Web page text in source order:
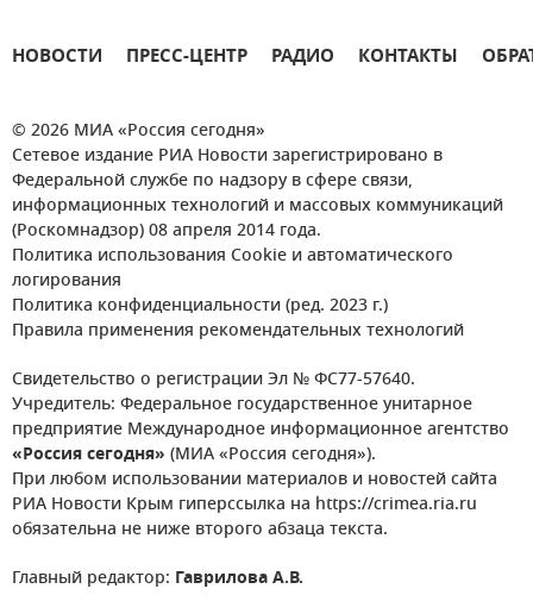
НОВОСТИ ПРЕСС-ЦЕНТР РАДИО КОНТАКТЫ
© 2026 МИА «Россия сегодня»
Сетевое издание РИА Новости зарегистрировано в
Федеральной службе по надзору в сфере связи,
информационных технологий и массовых коммуникаций
(Роскомнадзор) 08 апреля 2014 года.
Политика использования Cookie и автоматического
логирования
Политика конфиденциальности (ред. 2023 г.)
Правила применения рекомендательных технологий
Свидетельство о регистрации Эл № ФС77-57640.
Учредитель: Федеральное государственное унитарное
предприятие Международное информационное агентство
«Россия сегодня» (МИА «Россия сегодня»).
При любом использовании материалов и новостей сайта
РИА Новости Крым гиперссылка на https://crimea.ria.ru
обязательна не ниже второго абзаца текста.
Главный редактор: Гаврилова А.В.